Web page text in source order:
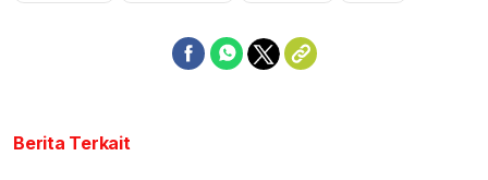
Berita Terkait